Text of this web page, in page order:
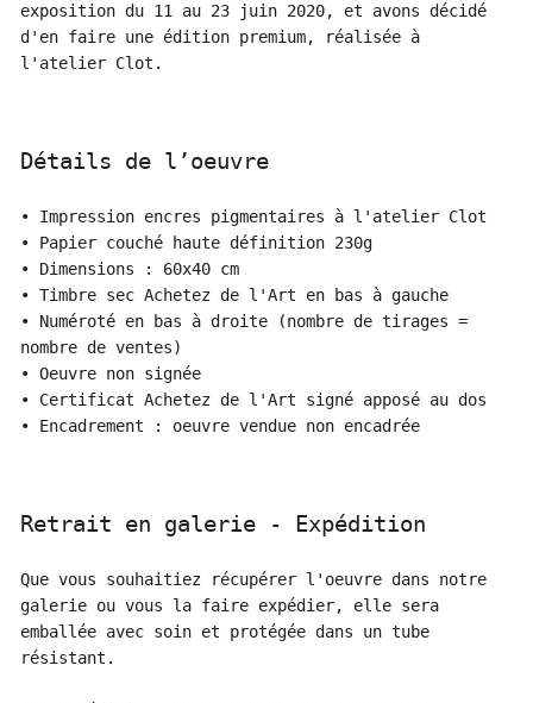
exposition du 11 au 23 juin 2020, et avons décidé
d'en faire une édition premium, réalisée à
l'atelier Clot.
Détails de l’oeuvre
• Impression encres pigmentaires à l'atelier Clot
• Papier couché haute définition 230g
• Dimensions : 60x40 cm
• Timbre sec Achetez de l'Art en bas à gauche
• Numéroté en bas à droite (nombre de tirages =
nombre de ventes)
• Oeuvre non signée
• Certificat Achetez de l'Art signé apposé au dos
• Encadrement : oeuvre vendue non encadrée
Retrait en galerie - Expédition
Que vous souhaitiez récupérer l'oeuvre dans notre
galerie ou vous la faire expédier, elle sera
emballée avec soin et protégée dans un tube
résistant.